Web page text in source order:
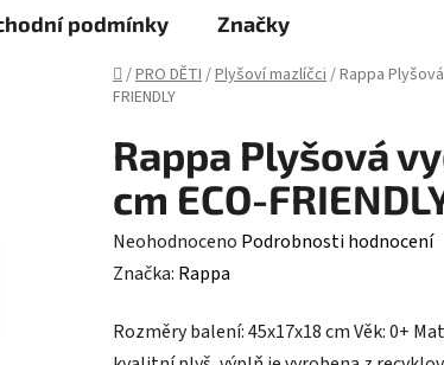
podmínky Značky
Domů
/PRO DĚTI/Plyšoví mazlíčci/Rappa
FRIENDLY
Rappa Plyšová
cm ECO-
Průměrné
hodnocení
je
Neohodnoceno Podrobnosti hodnocení
Značka: Rappa
Rozměry balení: 45x17x18 cm Věk: 0+